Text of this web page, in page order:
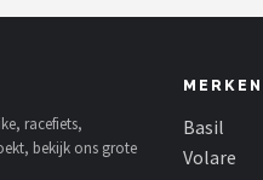
racefiets,
bekijk ons grote
MERKEN
Basil
Volare